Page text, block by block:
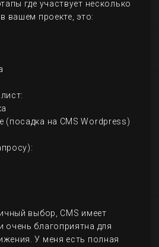
где участвует несколько
вашем проекте, это:
(посадка на CMS Wordpress)
выбор, CMS имеет
очень благоприятна для
У меня есть полная